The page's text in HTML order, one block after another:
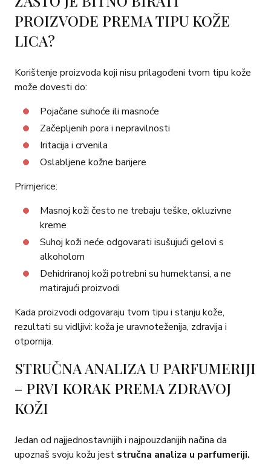
PROIZVODE PREMA TIPU KOŽE
LICA?
Korištenje proizvoda koji nisu prilagođeni tvom tipu kože
može dovesti do:
Pojačane suhoće ili masnoće
Začepljenih pora i nepravilnosti
Iritacija i crvenila
Oslabljene kožne barijere
Primjerice:
Masnoj koži često ne trebaju teške, okluzivne
kreme
Suhoj koži neće odgovarati isušujući gelovi s
alkoholom
Dehidriranoj koži potrebni su humektansi, a ne
matirajući proizvodi
Kada proizvodi odgovaraju tvom tipu i stanju kože,
rezultati su vidljivi: koža je uravnoteženija, zdravija i
otpornija.
STRUČNA ANALIZA U PARFUMERIJI
– PRVI KORAK PREMA ZDRAVOJ
KOŽI
Jedan od najjednostavnijih i najpouzdanijih načina da
upoznaš svoju kožu jest stručna analiza u parfumeriji.